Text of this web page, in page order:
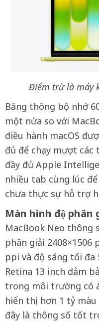
Điểm trừ là máy
Băng thông bộ nhớ
một nửa so với
điều hành macOS
đủ để chạy mượt các
đầy đủ Apple
nhiều tab cùng lúc
chưa thực sự hỗ trợ
Màn hình độ phân
MacBook Neo thông
phân giải 2408×1506
ppi và độ sáng tối đa
Retina 13 inch đảm
trong môi trường có
hiển thị hơn 1 tỷ màu
đây là thông số tốt